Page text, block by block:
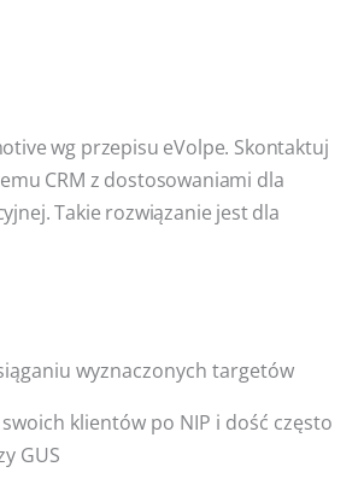
wg przepisu eVolpe. Skontaktuj
CRM z dostosowaniami dla
Takie rozwiązanie jest dla
wyznaczonych targetów
klientów po NIP i dość często
GUS